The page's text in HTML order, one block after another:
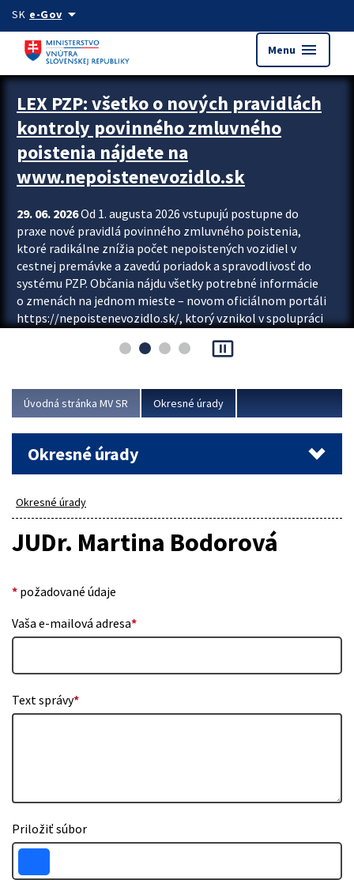
Preskocit na hlavný obsah
SK e-Govarrow_drop_down
Menu menu
Zastavit automatický posun upútavok
LEX PZP: všetko o nových pravidlách
kontroly povinného zmluvného
poistenia nájdete na
www.nepoistenevozidlo.sk
29. 06. 2026Od 1. augusta 2026 vstupujú postupne do
praxe nové pravidlá povinného zmluvného poistenia,
ktoré radikálne znížia počet nepoistených vozidiel v
cestnej premávke a zavedú poriadok a spravodlivosť do
systému PZP. Občania nájdu všetky potrebné informácie
o zmenách na jednom mieste – novom oficiálnom portáli
https://nepoistenevozidlo.sk/, ktorý vznikol v spolupráci
asociácie poisťovní (SLASPO) a Ministerstva vnútra SR.
Viac
pause_presentation
Úvodná stránka MV SR Okresné úrady
Okresné úrady
Okresné úrady
JUDr. Martina Bodorová
* požadované údaje
Vaša e-mailová adresa*
Text správy*
Priložiť súbor